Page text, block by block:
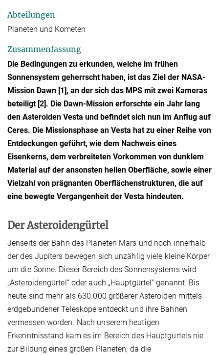
Abteilungen
Planeten und Kometen
Zusammenfassung
Die Bedingungen zu erkunden, welche im frühen
Sonnensystem geherrscht haben, ist das Ziel der NASA-
Mission Dawn [1], an der sich das MPS mit zwei Kameras
beteiligt [2]. Die Dawn-Mission erforschte ein Jahr lang
den Asteroiden Vesta und befindet sich nun im Anflug auf
Ceres. Die Missionsphase an Vesta hat zu einer Reihe von
Entdeckungen geführt, wie dem Nachweis eines
Eisenkerns, dem verbreiteten Vorkommen von dunklem
Material auf der ansonsten hellen Oberfläche, sowie einer
Vielzahl von prägnanten Oberflächenstrukturen, die auf
eine bewegte Vergangenheit der Vesta hindeuten.
Der Asteroidengürtel
Jenseits der Bahn des Planeten Mars und noch innerhalb
der des Jupiters bewegen sich unzählig viele kleine Körper
um die Sonne. Dieser Bereich des Sonnensystems wird
„Asteroidengürtel“ oder auch „Hauptgürtel“ genannt. Bis
heute sind mehr als 630.000 größerer Asteroiden mittels
erdgebundener Teleskope entdeckt und ihre Bahnen
vermessen worden. Nach unserem heutigen
Erkenntnisstand kam es im Bereich des Hauptgürtels nie
zur Bildung eines großen Planeten, da die